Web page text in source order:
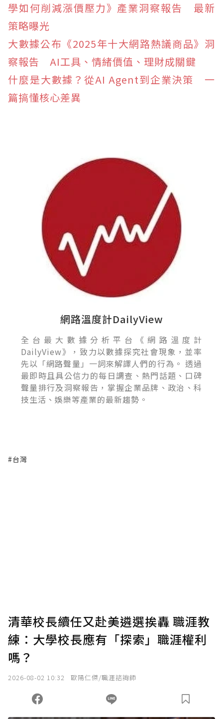
學如何削減漲價壓力》產業洞察報告 最新
策略曝光
大數據公布《2025年十大網路熱議商品》洞
察報告 AI工具、情緒價值、理財成關鍵
什麼是大數據？從AI Agent到企業決策 一
篇搞懂核心差異
網路溫度計DailyView
全台最大數據分析平台《網路溫度計
DailyView》，致力以數據探究社會現象，並率
先以「網路聲量」一詞來解譯人們的行為。 透過
最即時且具公信力的每日調查、熱門話題、口碑
聲量排行及洞察報告，掌握企業品牌、政治、科
技生活、娛樂等產業的最新趨勢。
#台灣
清華校長續任又赴美遴選挨轟 職涯教
練：大學校長應有「探索」職涯權利
嗎？
2026-08-02 10:32 歐陽仁傑/職涯諮詢師